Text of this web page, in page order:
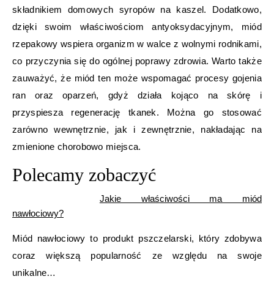
składnikiem domowych syropów na kaszel. Dodatkowo,
dzięki swoim właściwościom antyoksydacyjnym, miód
rzepakowy wspiera organizm w walce z wolnymi rodnikami,
co przyczynia się do ogólnej poprawy zdrowia. Warto także
zauważyć, że miód ten może wspomagać procesy gojenia
ran oraz oparzeń, gdyż działa kojąco na skórę i
przyspiesza regenerację tkanek. Można go stosować
zarówno wewnętrznie, jak i zewnętrznie, nakładając na
zmienione chorobowo miejsca.
Polecamy zobaczyć
Jakie właściwości ma miód
nawłociowy?
Miód nawłociowy to produkt pszczelarski, który zdobywa
coraz większą popularność ze względu na swoje
unikalne…